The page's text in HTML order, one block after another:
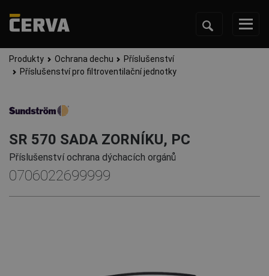
Produkty Ochrana dechu
Příslušenství
Příslušenství pro filtroventilační jednotky
SR 570 SADA ZORNÍKU, PC
Příslušenství ochrana dýchacích orgánů
0706022699999